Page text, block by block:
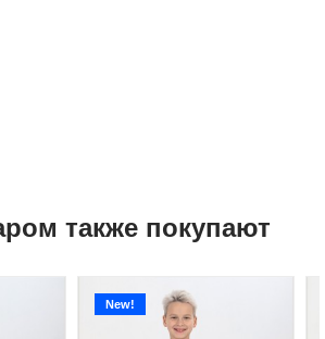
также покупают
New!